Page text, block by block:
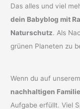
Das alles und viel
dein Babyblog mit
Naturschutz. Als
grünen Planeten zu
Wenn du auf
nachhaltigen
Aufgabe erfüllt. Viel